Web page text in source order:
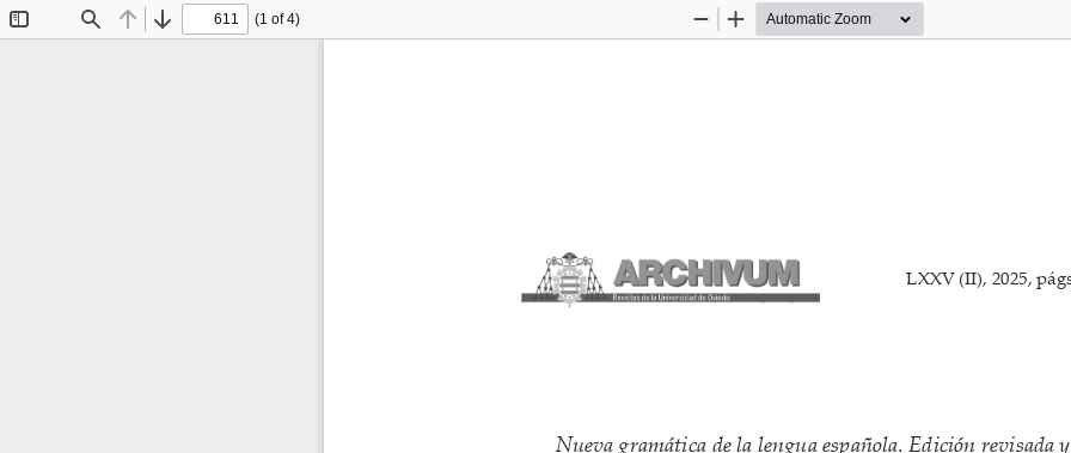
Find Previous
Next
(1 of 4)
Zoom
Zoom
Nueva gramática de la lengua española. Edición revisada
LXXV (II), 2025,